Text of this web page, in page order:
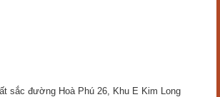
sắc đường Hoà Phú 26, Khu E Kim Long